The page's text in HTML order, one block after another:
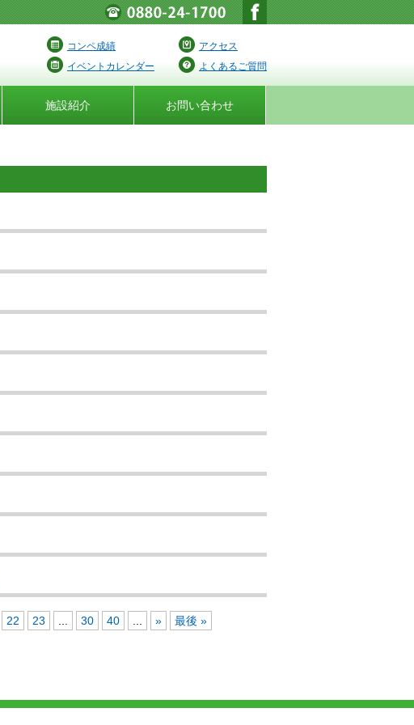
コンペ成績
イベントカレンダー
アクセス
よくあるご質問
施設紹介 お問い合わせ
22 23 30 40 » 最後 »